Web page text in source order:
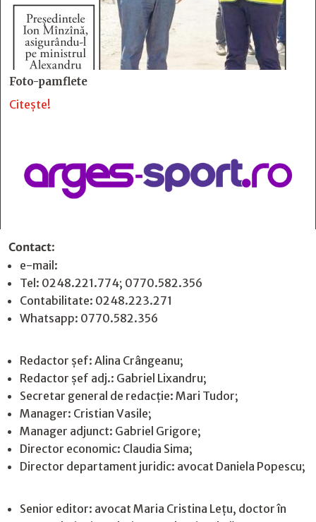
Foto-pamflete
Citește!
Contact:
e-mail:
Tel: 0248.221.774; 0770.582.356
Contabilitate: 0248.223.271
Whatsapp: 0770.582.356
Redactor șef: Alina Crângeanu;
Redactor șef adj.: Gabriel Lixandru;
Secretar general de redacție: Mari Tudor;
Manager: Cristian Vasile;
Manager adjunct: Gabriel Grigore;
Director economic: Claudia Sima;
Director departament juridic: avocat Daniela Popescu;
Senior editor: avocat Maria Cristina Leţu, doctor în